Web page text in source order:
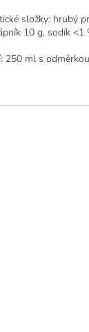
složky: hrubý
10 g, sodík <1
250 ml s odměrkou